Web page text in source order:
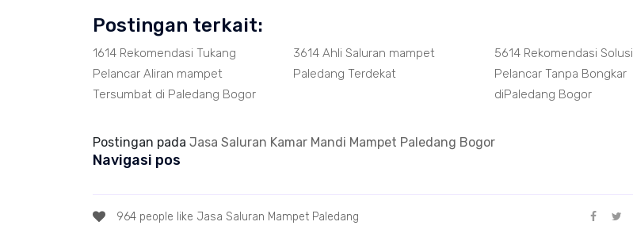
Postingan terkait:
1614 Rekomendasi Tukang
Pelancar Aliran mampet
Tersumbat di Paledang Bogor
3614 Ahli Saluran mampet
Paledang Terdekat
5614 Rekomendasi Solusi
Pelancar Tanpa Bongkar
diPaledang Bogor
Postingan pada Jasa Saluran Kamar Mandi Mampet Paledang Bogor
Navigasi pos
964 people like Jasa Saluran Mampet Paledang